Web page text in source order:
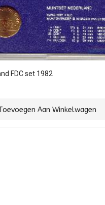
FDC set 1982
Aan Winkelwagen